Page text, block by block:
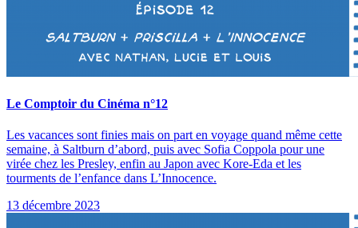
Le Comptoir du Cinéma n°12
Les vacances sont finies mais on part en voyage quand même cette
semaine, à Saltburn d’abord, puis avec Sofia Coppola pour une
virée chez les Presley, enfin au Japon avec Kore-Eda et les
tourments de l’enfance dans L’Innocence.
13 décembre 2023